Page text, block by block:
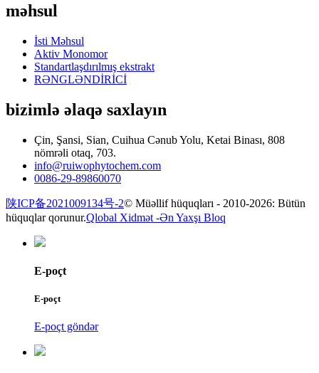
məhsul
İsti Məhsul
Aktiv Monomor
Standartlaşdırılmış ekstrakt
RƏNGLƏNDİRİCİ
bizimlə əlaqə saxlayın
Çin, Şansi, Sian, Cuihua Cənub Yolu, Ketai Binası, 808
nömrəli otaq, 703.
info@ruiwophytochem.com
0086-29-89860070
陕ICP备2021009134号-2© Müəllif hüquqları - 2010-2026: Bütün
hüquqlar qorunur.Qlobal Xidmət -Ən Yaxşı Bloq
E-poçt
E-poçt
E-poçt göndər